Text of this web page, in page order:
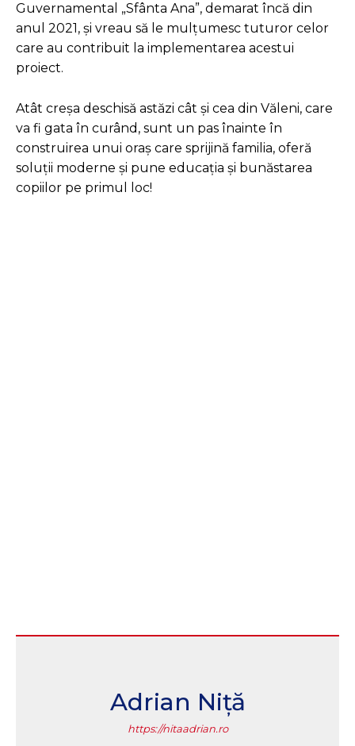
Guvernamental „Sfânta Ana”, demarat încă din
anul 2021, și vreau să le mulțumesc tuturor celor
care au contribuit la implementarea acestui
proiect.
Atât creșa deschisă astăzi cât și cea din Văleni, care
va fi gata în curând, sunt un pas înainte în
construirea unui oraș care sprijină familia, oferă
soluții moderne și pune educația și bunăstarea
copiilor pe primul loc!
Adrian Niță
https://nitaadrian.ro